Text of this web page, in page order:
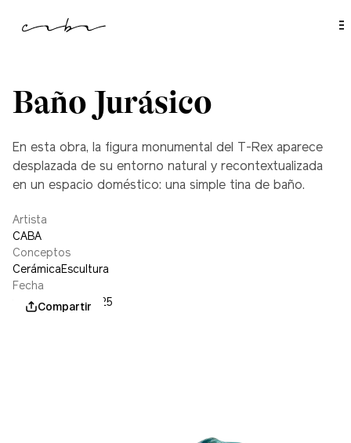
Baño Jurásico
En esta obra, la figura monumental del T-Rex aparece
desplazada de su entorno natural y recontextualizada
en un espacio doméstico: una simple tina de baño.
Artista
CABA
Conceptos
CerámicaEscultura
Fecha
noviembre 22, 2025
Compartir